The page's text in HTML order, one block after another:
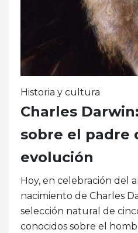
Historia y cultura
Charles
sobre el padre
evolución
Hoy, en celebración del
nacimiento de Charles
selección natural de
conocidos sobre el